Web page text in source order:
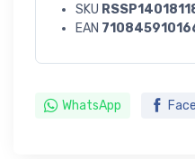
SKU
EAN
WhatsApp